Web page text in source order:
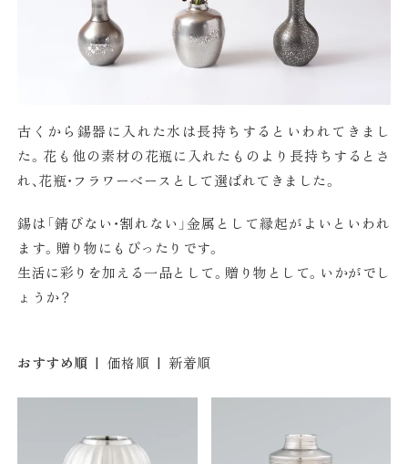
古くから錫器に入れた水は長持ちするといわれてきまし
た。花も他の素材の花瓶に入れたものより長持ちするとさ
れ、花瓶・フラワーベースとして選ばれてきました。
錫は「錆びない・割れない」金属として縁起がよいといわれ
ます。贈り物にもぴったりです。
生活に彩りを加える一品として。贈り物として。いかがでし
ょうか？
おすすめ順 | 価格順 | 新着順